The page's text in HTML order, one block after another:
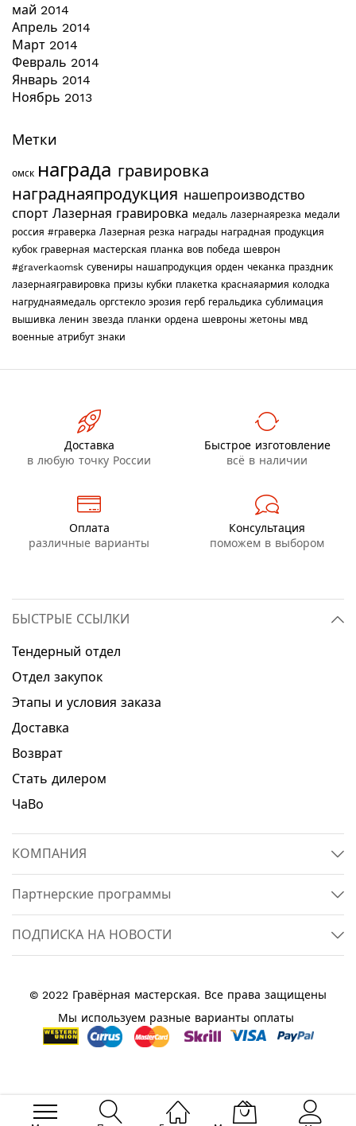
май 2014
Апрель 2014
Март 2014
Февраль 2014
Январь 2014
Ноябрь 2013
Метки
омск награда гравировка
награднаяпродукция нашепроизводство
спорт Лазерная гравировка медаль лазернаярезка медали
россия #граверка Лазерная резка награды наградная продукция
кубок граверная мастерская планка вов победа шеврон
#graverkaomsk сувениры нашапродукция орден чеканка праздник
лазернаягравировка призы кубки плакетка краснаяармия колодка
нагруднаямедаль оргстекло эрозия герб геральдика сублимация
вышивка ленин звезда планки ордена шевроны жетоны мвд
военные атрибут знаки
Доставка
в любую точку России
Быстрое изготовление
всё в наличии
Оплата
различные варианты
Консультация
поможем в выбором
БЫСТРЫЕ ССЫЛКИ
Тендерный отдел
Отдел закупок
Этапы и условия заказа
Доставка
Возврат
Стать дилером
ЧаВо
КОМПАНИЯ
Партнерские программы
ПОДПИСКА НА НОВОСТИ
© 2022 Гравёрная мастерская. Все права защищены
Мы используем разные варианты оплаты